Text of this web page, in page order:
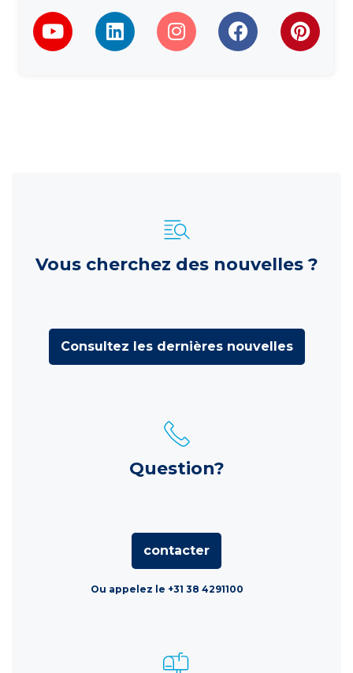
Vous cherchez des nouvelles ?
Consultez les dernières nouvelles
Question?
contacter
Ou appelez le +31 38 4291100